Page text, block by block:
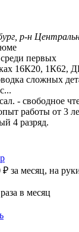
р-н
первых
16К20, 1К62,
сложных
- свободное
работы от 3
4 разряд.
₽ за месяц, на
в месяц